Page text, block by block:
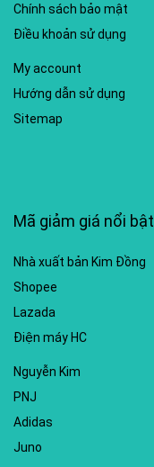
Chính sách bảo mật
Điều khoản sử dụng
My account
Hướng dẫn sử dụng
Sitemap
Mã giảm giá nổi bật
Nhà xuất bản Kim Đồng
Shopee
Lazada
Điện máy HC
Nguyễn Kim
PNJ
Adidas
Juno